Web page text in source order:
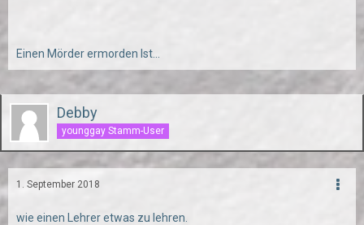
Einen Mörder ermorden Ist...
Debby
younggay Stamm-User
1. September 2018
wie einen Lehrer etwas zu lehren.